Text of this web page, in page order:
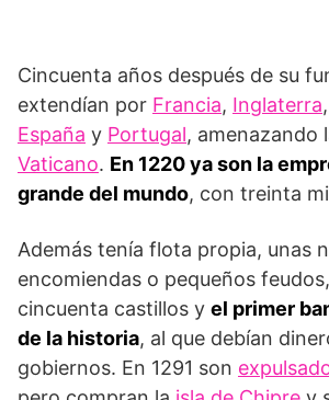
Cincuenta años después de su
extendían por Francia, Inglaterra,
España y Portugal, amenazando
Vaticano. En 1220 ya son la
grande del mundo, con treinta
Además tenía flota propia, unas
encomiendas o pequeños
cincuenta castillos y el primer
de la historia, al que debían
gobiernos. En 1291 son